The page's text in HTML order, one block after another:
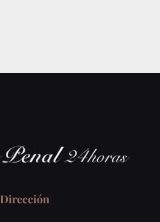
Dirección